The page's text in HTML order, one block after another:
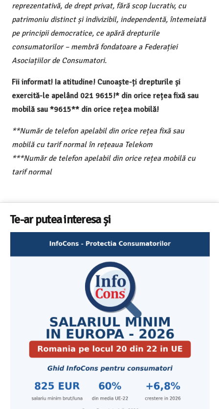
reprezentativă, de drept privat, fără scop lucrativ, cu
patrimoniu distinct și indivizibil, independentă, întemeiată
pe principii democratice, ce apără drepturile
consumatorilor – membră fondatoare a Federației
Asociațiilor de Consumatori.
Fii informat! Ia atitudine! Cunoaște-ți drepturile și
exercită-le apelând 021 9615!* din orice rețea fixă sau
mobilă sau *9615** din orice rețea mobilă!
**Număr de telefon apelabil din orice rețea fixă sau
mobilă cu tarif normal în rețeaua Telekom
***Număr de telefon apelabil din orice rețea mobilă cu
tarif normal
Te-ar putea interesa și
Cele mai bune masini de spalat vase independente cu
Aplicatia InfoCons